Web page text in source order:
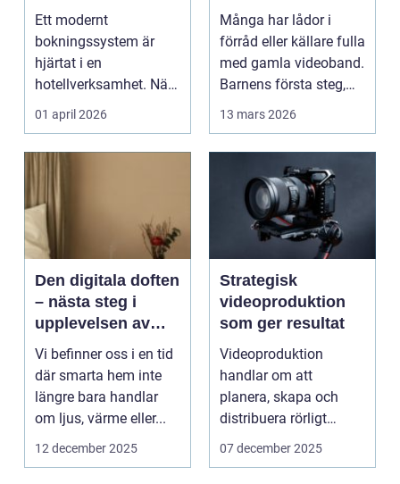
Ett modernt
bokningssystem är
hjärtat i en
hotellverksamhet. När
bokningar,
incheckning,
betalningar...
01 april 2026
Många har lådor i
förråd eller källare fulla
med gamla videoband.
Barnens första steg,
släktkalas, s...
13 mars 2026
Den digitala doften
– nästa steg i
upplevelsen av
smarta hem
Vi befinner oss i en tid
där smarta hem inte
längre bara handlar
om ljus, värme eller...
12 december 2025
Strategisk
videoproduktion
som ger resultat
Videoproduktion
handlar om att
planera, skapa och
distribuera rörligt
innehåll som fö...
07 december 2025